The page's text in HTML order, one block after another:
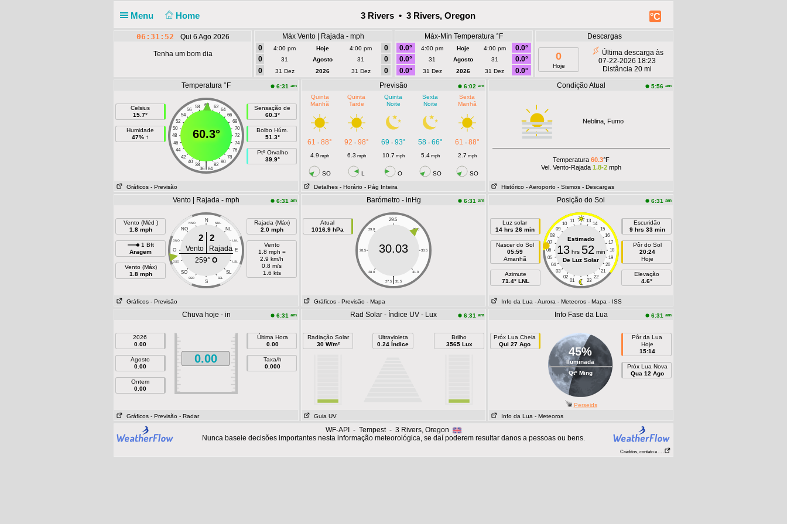
Menu Home °C
3 Rivers • 3 Rivers, Oregon
06:31:52 Qui 6 Ago 2026
Tenha um bom dia
Máx Vento | Rajada - mph
0
4:00 pm Hoje 4:00 pm
0
0
31 Agosto 31
0
0
31 Dez 2026 31 Dez 0
Máx-Mín Temperatura °F
0.0°
4:00 pm Hoje 4:00 pm
0.0°
0.0°
31 Agosto 31
0.0°
0.0°
31 Dez 2026 31 Dez 0.0°
Descargas
0
Hoje
Última descarga às
07-22-2026 18:23
Distância 20 mi
Temperatura °F
6:31 am
Celsius
15.7°
Humidade
47% ↑
60
58 62
56
64
54
66
52
68
50
70
48
72
46
74
44
76
42
78
40
80
38 82
|
36 84
60.3°
Sensação de
60.3°
Bolbo Húm.
51.3°
Ptº Orvalho
39.9°
Gráficos - Previsão
Previsão 6:02 am
Quinta
Manhã
Quinta
Tarde
Quinta
Noite
Sexta
Noite
Sexta
Manhã
61 - 88° 92 - 98° 69 - 93° 58- 66° 61 - 88°
4.9 mph 6.3 mph 10.7 mph 5.4mph 2.7 mph
SO L O SO SO
Detalhes - Horário - Pág Inteira
Condição Atual 5:56 am
Neblina, Fumo
Temperatura 60.3°F
Vel. Vento-Rajada 1.8-2mph
Histórico - Aeroporto - Sismos - Descargas
Vento | Rajada - mph 6:31 am
Vento (Méd )
1.8 mph
1 Bft
Aragem
Vento (Máx)
1.8 mph
N
NNO NNL
NO NL
ONO LNL
O E
OSO LSL
SO SL
SSO SSL
S
2 2
Vento
Rajada
259° O
Rajada (Máx)
2.0 mph
Vento
1.8 mph =
2.9 km/h
0.8 m/s
1.6 kts
Gráficos - Previsão
Barómetro - inHg 6:31 am
Atual
1016.9 hPa
29.5
29.0 30.0
28.5 30.5
28.0 31.0
|
27.5 31.5
30.03
Gráficos - Previsão - Mapa
Posição do Sol 6:31 am
Luz solar
14 hrs 26 min
Nascer do Sol
05:59
Amanhã
Azimute
71.4° LNL
11 13
10
14
09
15
08
16
07
17
06
18
05
19
04
20
03
21
02
22
01 23
Estimado
13hrs 52 min
De Luz Solar
Escuridão
9 hrs 33 min
Pôr do Sol
20:24
Hoje
Elevação
4.6°
Info da Lua - Aurora - Meteoros - Mapa - ISS
Chuva hoje - in 6:31 am
2026
0.00
Agosto
0.00
Ontem
0.00
0.00
Última Hora
0.00
Taxa/h
0.000
Gráficos - Previsão - Radar
Rad Solar - Índice UV - Lux 6:31 am
Radiação Solar
30 W/m²
Ultravioleta
0.24 Índice
Brilho
3565 Lux
Guia UV
Info Fase da Lua 6:31 am
Próx Lua Cheia
Qui 27 Ago
45%
Iluminada
Qtº Ming
Pôr da Lua
Hoje
15:14
Próx Lua Nova
Qua 12 Ago
Perseids
Info da Lua - Meteoros
WF-API - Tempest - 3 Rivers, Oregon
Nunca baseie decisões importantes nesta informação meteorológica, se daí poderem resultar danos a pessoas ou bens.
Créditos, contato e . . .